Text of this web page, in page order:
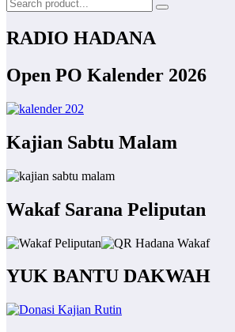
RADIO HADANA
Open PO Kalender 2026
Kajian Sabtu Malam
Wakaf Sarana Peliputan
YUK BANTU DAKWAH